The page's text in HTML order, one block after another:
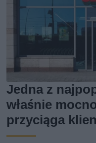
Jedna z
właśnie
przyciąga